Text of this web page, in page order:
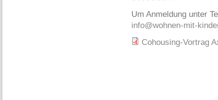
Um Anmeldung unter
info@wohnen-mit-
Cohousing-Vortrag